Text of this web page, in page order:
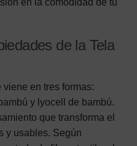
de la Tela
en tres formas:
y lyocell de bambú.
que transforma el
y usables. Según